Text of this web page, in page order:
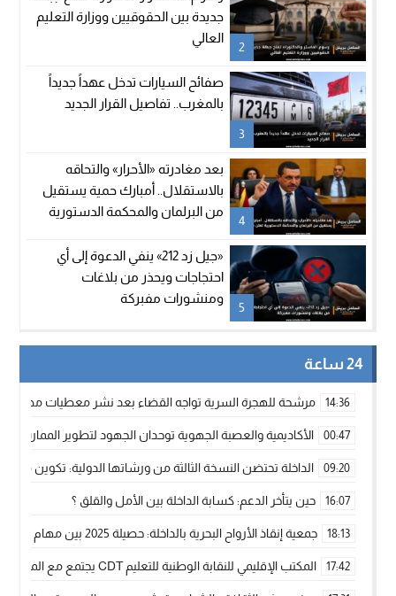
2
جديدة بين الحقوقيين ووزارة التعليم
العالي
3
صفائح السيارات تدخل عهداً جديداً
بالمغرب.. تفاصيل القرار الجديد
4
بعد مغادرته «الأحرار» والتحاقه
بالاستقلال.. أمبارك حمية يستقيل
من البرلمان والمحكمة الدستورية
5
«جيل زد 212» ينفي الدعوة إلى أي
احتجاجات ويحذر من بلاغات
ومنشورات مفبركة
24 ساعة
14:36 مرشحة للهجرة السرية تواجه القضاء بعد نشر معطيات مضللة
00:47 الأكاديمية والعصبة الجهوية توحدان الجهود لتطوير الممارسة
09:20 الداخلة تحتضن النسخة الثالثة من ورشاتها الدولية: تكوين
16:07 حين يتأخر الدعم: كسابة الداخلة بين الأمل والقلق ؟
18:13 جمعية إنقاذ الأرواح البحرية بالداخلة: حصيلة 2025 بين مهام الإنقاذ ومشروع “دار البحار”
17:42 المكتب الإقليمي للنقابة الوطنية للتعليم CDT يجتمع مع المدير الإقليمي لمناقشة ملفات جوهرية لنساء ورجال التعليم